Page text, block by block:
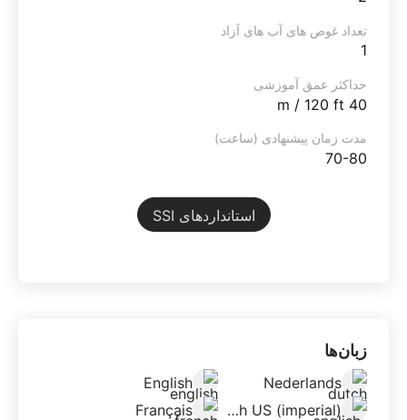
تعداد غوص های آب های آزاد
1
حداکثر عمق آموزشی
40 m / 120 ft
مدت زمان پیشنهادی (ساعت)
70-80
استانداردهای SSI
زبان‌ها
Nederlands
English
English US (imperial)
Français